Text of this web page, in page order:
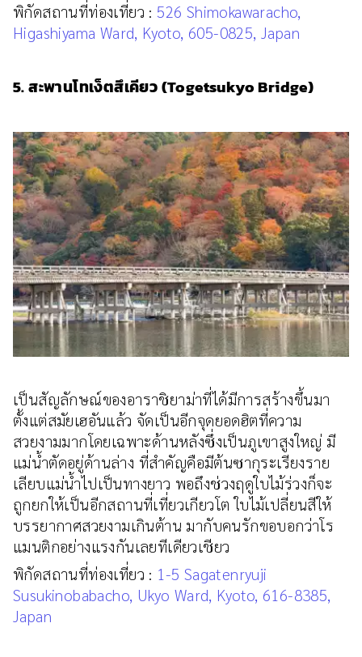
พิกัดสถานที่ท่องเที่ยว : 526 Shimokawaracho,
Higashiyama Ward, Kyoto, 605-0825, Japan
5. สะพานโทเง็ตสึเคียว (Togetsukyo Bridge)
เป็นสัญลักษณ์ของอาราชิยาม่าที่ได้มีการสร้างขึ้นมา
ตั้งแต่สมัยเฮอันแล้ว จัดเป็นอีกจุดยอดฮิตที่ความ
สวยงามมากโดยเฉพาะด้านหลังซึ่งเป็นภูเขาสูงใหญ่ มี
แม่น้ำตัดอยู่ด้านล่าง ที่สำคัญคือมีต้นซากุระเรียงราย
เลียบแม่น้ำไปเป็นทางยาว พอถึงช่วงฤดูใบไม้ร่วงก็จะ
ถูกยกให้เป็นอีกสถานที่เที่ยวเกียวโต ใบไม้เปลี่ยนสีให้
บรรยากาศสวยงามเกินต้าน มากับคนรักขอบอกว่าโร
แมนติกอย่างแรงกันเลยทีเดียวเชียว
พิกัดสถานที่ท่องเที่ยว : 1-5 Sagatenryuji
Susukinobabacho, Ukyo Ward, Kyoto, 616-8385,
Japan